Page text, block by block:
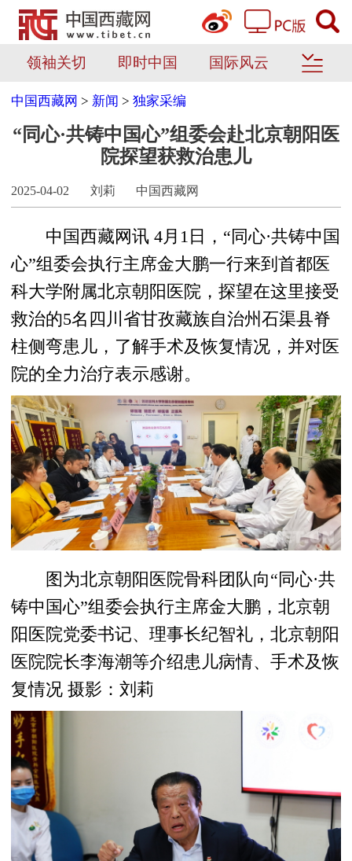
领袖关切 即时中国 国际风云
中国西藏网 > 新闻 >独家采编
“同心·共铸中国心”组委会赴北京朝阳医
院探望获救治患儿
2025-04-02 刘莉 中国西藏网
中国西藏网讯 4月1日，“同心·共铸中国
心”组委会执行主席金大鹏一行来到首都医
科大学附属北京朝阳医院，探望在这里接受
救治的5名四川省甘孜藏族自治州石渠县脊
柱侧弯患儿，了解手术及恢复情况，并对医
院的全力治疗表示感谢。
图为北京朝阳医院骨科团队向“同心·共
铸中国心”组委会执行主席金大鹏，北京朝
阳医院党委书记、理事长纪智礼，北京朝阳
医院院长李海潮等介绍患儿病情、手术及恢
复情况 摄影：刘莉